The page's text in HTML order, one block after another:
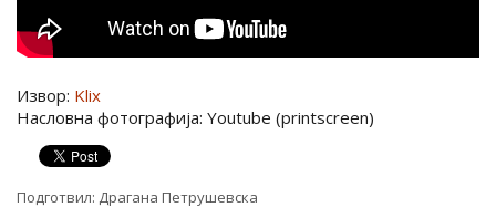
Извор: Klix
Насловна фотографија: Youtube (printscreen)
Подготвил: Драгана Петрушевска